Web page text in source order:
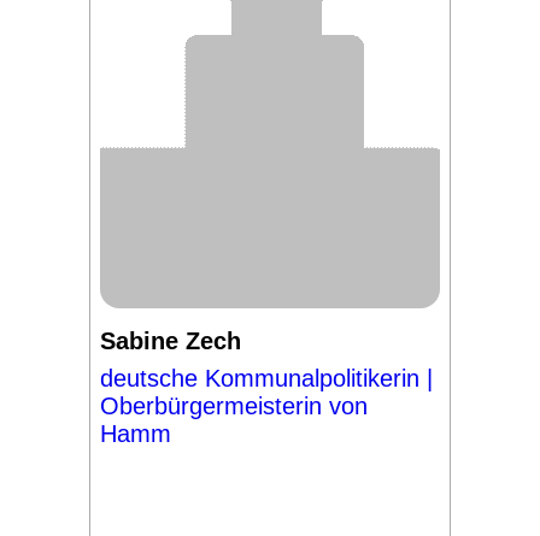
Sabine Zech
deutsche Kommunalpolitikerin |
Oberbürgermeisterin von
Hamm